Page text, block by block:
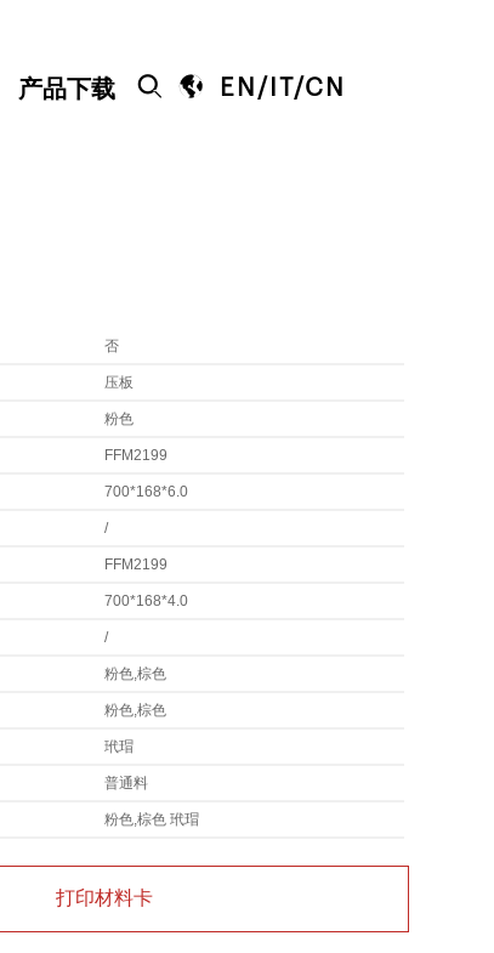
产品下载   EN / /CN
否
压板
粉色
FFM2199
700*168*6.0
/
FFM2199
700*168*4.0
/
粉色,棕色
粉色,棕色
玳瑁
普通料
粉色,棕色 玳瑁
打印材料卡